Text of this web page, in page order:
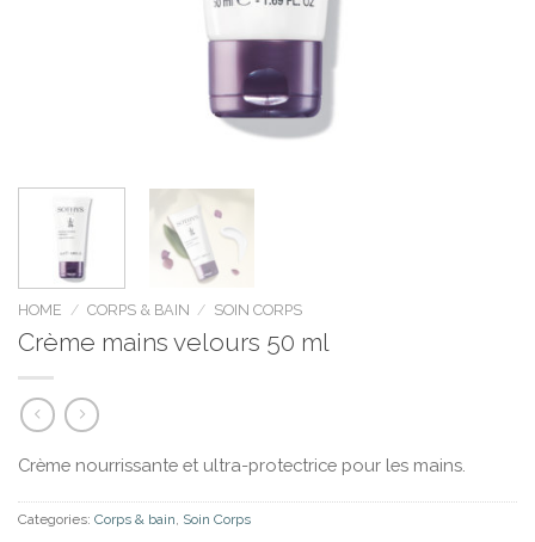
HOME / CORPS & BAIN / SOIN CORPS
Crème mains velours 50 ml
Crème nourrissante et ultra-protectrice pour les mains.
Categories: Corps & bain, Soin Corps